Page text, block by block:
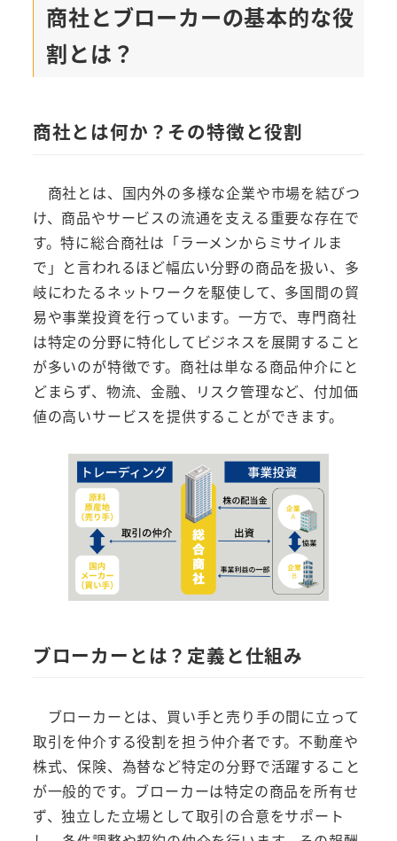
商社とブローカーの基本的な役
割とは？
商社とは何か？その特徴と役割
商社とは、国内外の多様な企業や市場を結びつ
け、商品やサービスの流通を支える重要な存在で
す。特に総合商社は「ラーメンからミサイルま
で」と言われるほど幅広い分野の商品を扱い、多
岐にわたるネットワークを駆使して、多国間の貿
易や事業投資を行っています。一方で、専門商社
は特定の分野に特化してビジネスを展開すること
が多いのが特徴です。商社は単なる商品仲介にと
どまらず、物流、金融、リスク管理など、付加価
値の高いサービスを提供することができます。
ブローカーとは？定義と仕組み
ブローカーとは、買い手と売り手の間に立って
取引を仲介する役割を担う仲介者です。不動産や
株式、保険、為替など特定の分野で活躍すること
が一般的です。ブローカーは特定の商品を所有せ
ず、独立した立場として取引の合意をサポート